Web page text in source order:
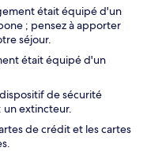
était équipé d'un
; pensez à apporter
séjour.
était équipé d'un
de sécurité
un extincteur.
de crédit et les cartes